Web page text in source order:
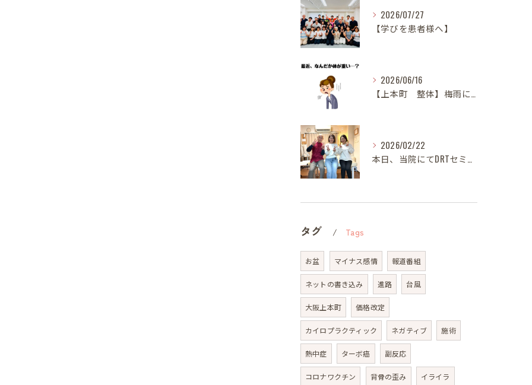
2026/07/27
【学びを患者様へ】
2026/06/16
【上本町 整体】梅雨になると体調が悪くなる方へ
2026/02/22
本日、当院にてDRTセミナーを開催いたしました。
タグ Tags
お盆 マイナス感情 報道番組
ネットの書き込み 進路 台風
大阪上本町 価格改定
カイロプラクティック ネガティブ 施術
熱中症 ターボ癌 副反応
コロナワクチン 背骨の歪み イライラ